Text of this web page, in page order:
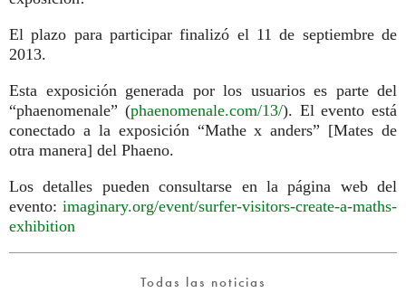
El plazo para participar finalizó el 11 de septiembre de
2013.
Esta exposición generada por los usuarios es parte del
“phaenomenale” (phaenomenale.com/13/). El evento está
conectado a la exposición “Mathe x anders” [Mates de
otra manera] del Phaeno.
Los detalles pueden consultarse en la página web del
evento: imaginary.org/event/surfer-visitors-create-a-maths-
exhibition
Todas las noticias